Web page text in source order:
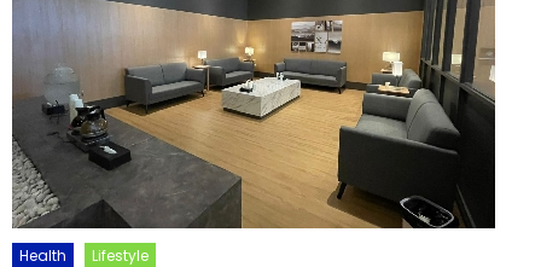
Health Lifestyle